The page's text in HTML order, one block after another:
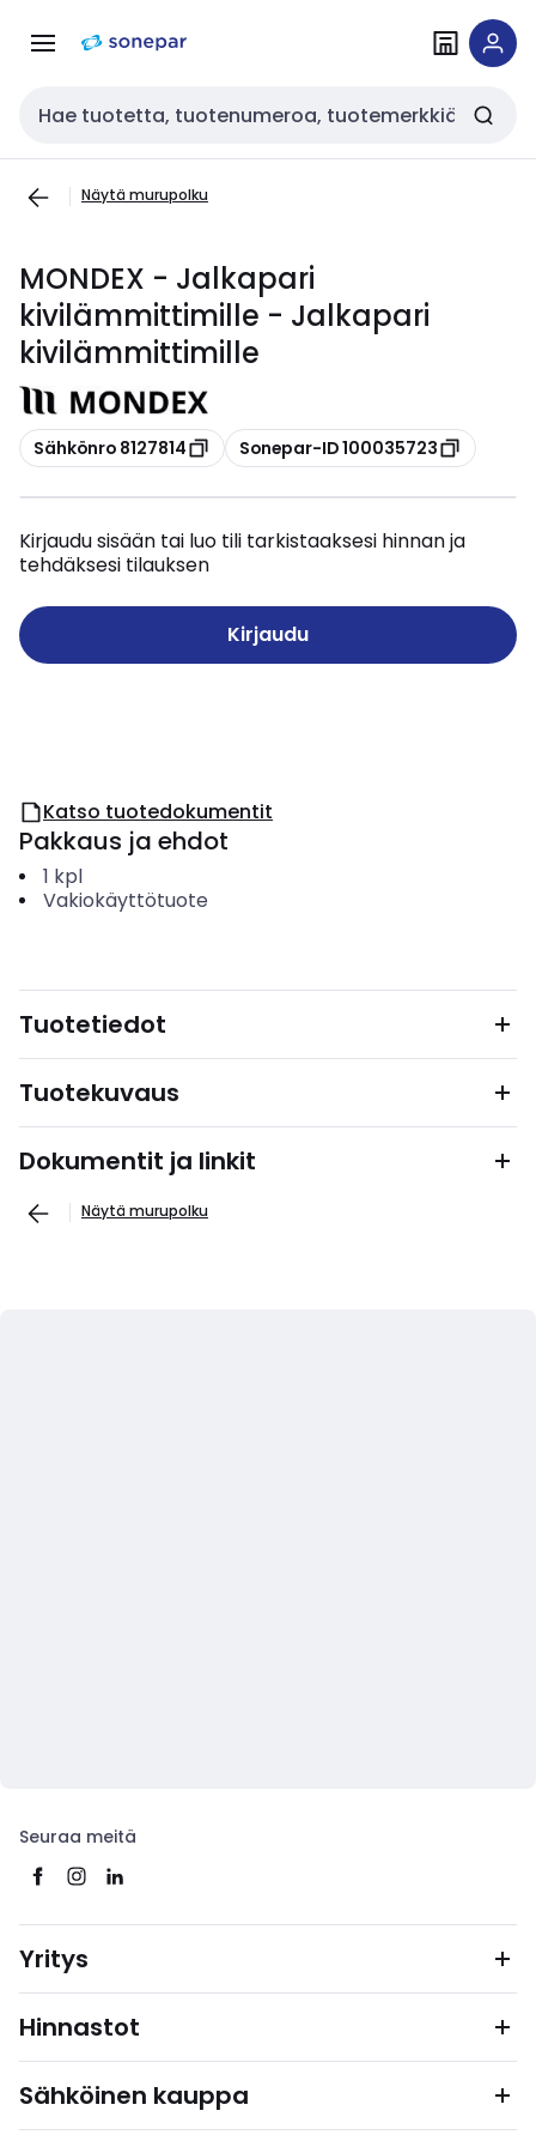
navigointiinsisältöön
Haku
Näytä murupolku
MONDEX - Jalkapari
kivilämmittimille - Jalkapari
kivilämmittimille
Kopioi
Sähkönro 8127814 Kopioi
Sonepar-ID 100035723
Kirjaudu sisään tai luo tili tarkistaaksesi hinnan ja
tehdäksesi tilauksen
Kirjaudu
Katso tuotedokumentit
Pakkaus ja ehdot
1 kpl
Vakiokäyttötuote
Tuotetiedot
Tuotekuvaus
Dokumentit ja linkit
Näytä murupolku
Seuraa meitä
Yritys
Hinnastot
Sähköinen kauppa